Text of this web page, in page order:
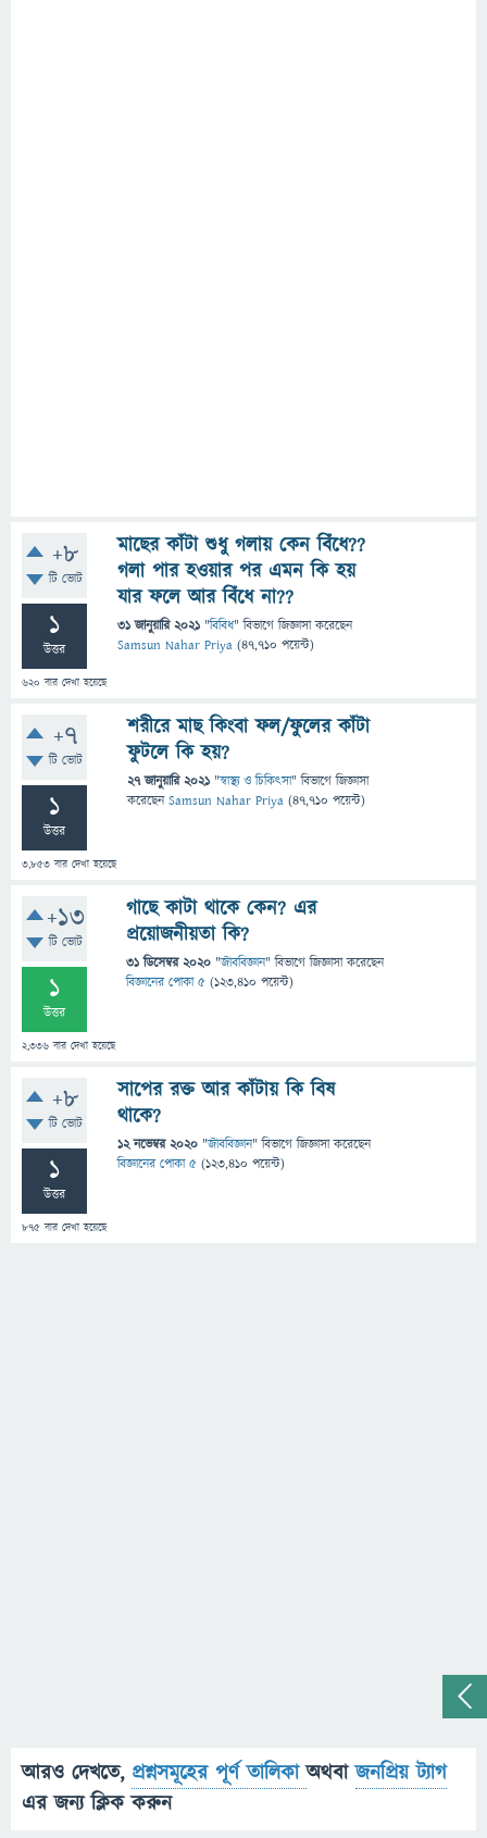
+8
টি ভোট
1
উত্তর
620 বার দেখা হয়েছে
মাছের কাঁটা শুধু গলায় কেন বিঁধে??
গলা পার হওয়ার পর এমন কি হয়
যার ফলে আর বিঁধে না??
31 জানুয়ারি 2021 "বিবিধ" বিভাগে জিজ্ঞাসাকরেছেন
Samsun Nahar Priya (47,710 পয়েন্ট)
+7
টি ভোট
1
উত্তর
3,853 বার দেখা হয়েছে
শরীরে মাছ কিংবা ফল/ফুলের কাঁটা
ফুটলে কি হয়?
27 জানুয়ারি 2021 "স্বাস্থ্য ও চিকিৎসা" বিভাগে জিজ্ঞাসা
করেছেনSamsun Nahar Priya (47,710 পয়েন্ট)
+13
টি ভোট
1
উত্তর
2,336 বার দেখা হয়েছে
গাছে কাটা থাকে কেন? এর
প্রয়োজনীয়তা কি?
31 ডিসেম্বর 2020 "জীববিজ্ঞান" বিভাগে জিজ্ঞাসাকরেছেন
বিজ্ঞানের পোকা ৫ (123,410 পয়েন্ট)
+8
টি ভোট
1
উত্তর
875 বার দেখা হয়েছে
সাপের রক্ত আর কাঁটায় কি বিষ
থাকে?
12 নভেম্বর 2020 "জীববিজ্ঞান" বিভাগে জিজ্ঞাসাকরেছেন
বিজ্ঞানের পোকা ৫ (123,410 পয়েন্ট)
আরও দেখতে, প্রশ্নসমূহের পূর্ণ তালিকাঅথবাজনপ্রিয় ট্যাগ
এর জন্য ক্লিক করুন